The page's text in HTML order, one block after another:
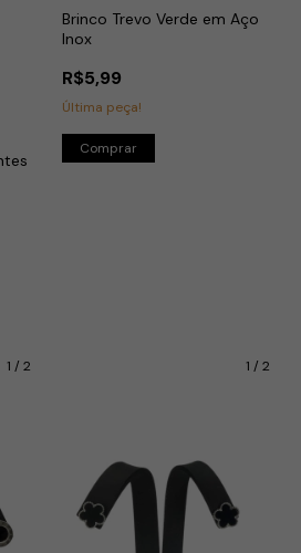
Brinco Trevo Verde em Aço
Inox
R$5,99
Última peça!
Comprar
1 / 2 1 / 2